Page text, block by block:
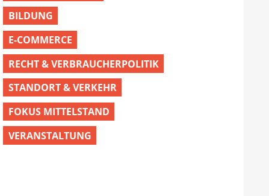
BILDUNG
E-COMMERCE
RECHT & VERBRAUCHERPOLITIK
STANDORT & VERKEHR
FOKUS MITTELSTAND
VERANSTALTUNG